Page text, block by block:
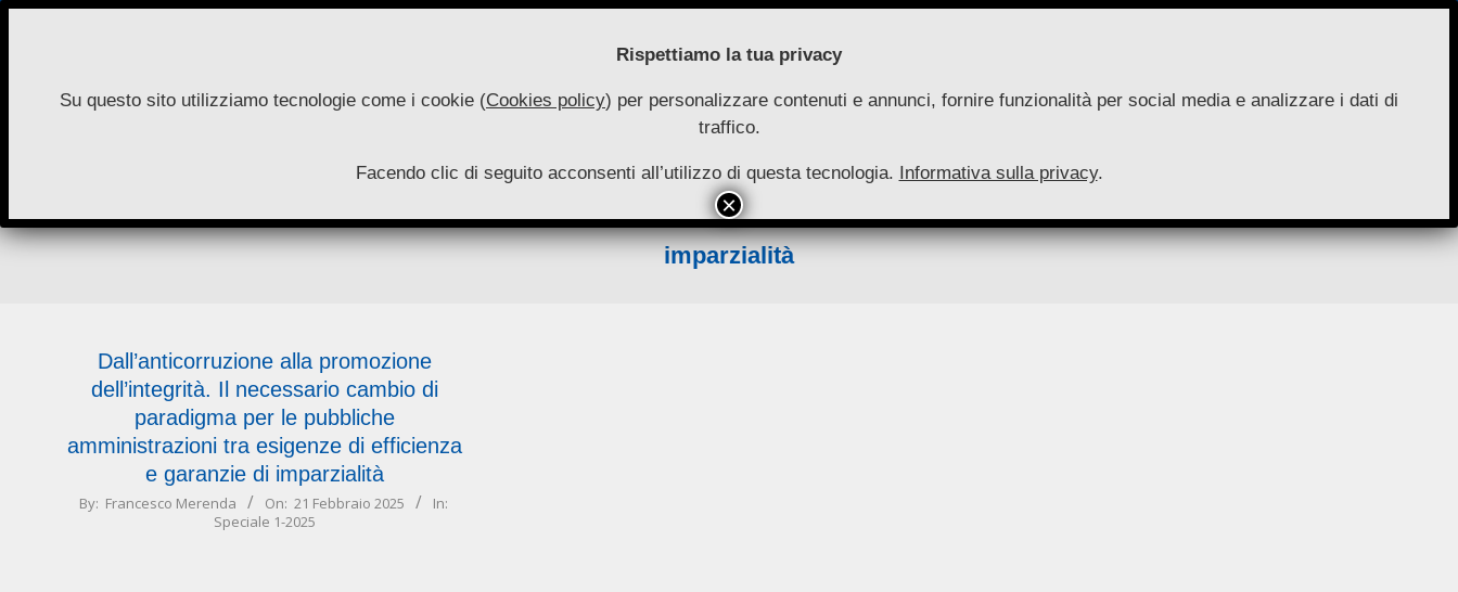
Skip
Autonomie
Primary
Navigation
Menu
COLLANA ARCHIVIO
imparzialità
Dall’anticorruzione alla promozione
dell’integrità. Il necessario cambio di
paradigma per le pubbliche
amministrazioni tra esigenze di efficienza
e garanzie di imparzialità
2025-
By: Francesco Merenda On: 21 Febbraio 2025
In:
Speciale 1-2025
Rispettiamo la tua privacy
Su questo sito utilizziamo tecnologie come i cookie (Cookies policy) per personalizzare contenuti e annunci, fornire funzionalità per social media e analizzare i dati di
traffico.
Facendo clic di seguito acconsenti all’utilizzo di questa tecnologia. Informativa sulla privacy.